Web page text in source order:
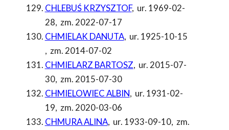
CHLEBUŚ KRZYSZTOF, ur. 1969-02-
28, zm. 2022-07-17
CHMIELAK DANUTA, ur. 1925-10-15
, zm. 2014-07-02
CHMIELARZ BARTOSZ, ur. 2015-07-
30, zm. 2015-07-30
CHMIELOWIEC ALBIN, ur. 1931-02-
19, zm. 2020-03-06
CHMURA ALINA, ur. 1933-09-10, zm.